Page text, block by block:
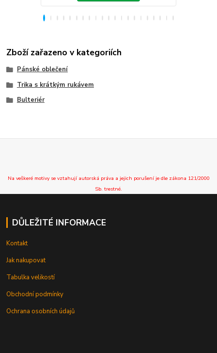
Zboží zařazeno v kategoriích
Pánské oblečení
Trika s krátkým rukávem
Bulteriér
Na veškeré motivy se vztahují autorská práva a jejich porušení je dle zákona 121/2000
Sb. trestné.
DŮLEŽITÉ INFORMACE
Kontakt
Jak nakupovat
Tabulka velikostí
Obchodní podmínky
Ochrana osobních údajů